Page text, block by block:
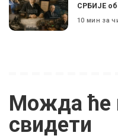
СРБИЈЕ
10 мин за
Можда ће
свидети